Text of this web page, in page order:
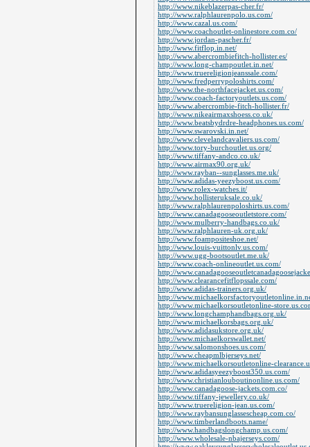
http://www.nikeblazerpas-cher.fr/
http://www.ralphlaurenpolo.us.com/
http://www.cazal.us.com/
http://www.coachoutlet-onlinestore.com.co/
http://www.jordan-pascher.fr/
http://www.fitflop.in.net/
http://www.abercrombiefitch-hollister.es/
http://www.long-champoutlet.in.net/
http://www.truereligionjeanssale.com/
http://www.fredperrypoloshirts.com/
http://www.the-northfacejacket.us.com/
http://www.coach-factoryoutlets.us.com/
http://www.abercrombie-fitch-hollister.fr/
http://www.nikeairmaxshoess.co.uk/
http://www.beatsbydrdre-headphones.us.com/
http://www.swarovski.in.net/
http://www.clevelandcavaliers.us.com/
http://www.tory-burchoutlet.us.org/
http://www.tiffany-andco.co.uk/
http://www.airmax90.org.uk/
http://www.rayban--sunglasses.me.uk/
http://www.adidas-yeezyboost.us.com/
http://www.rolex-watches.it/
http://www.hollisteruksale.co.uk/
http://www.ralphlaurenpoloshirts.us.com/
http://www.canadagooseoutletstore.com/
http://www.mulberry-handbags.co.uk/
http://www.ralphlauren-uk.org.uk/
http://www.foampositeshoe.net/
http://www.louis-vuittonlv.us.com/
http://www.ugg-bootsoutlet.me.uk/
http://www.coach-onlineoutlet.us.com/
http://
http://www.clearancefitflopssale.com/
http://www.adidas-trainers.org.uk/
http://
http://www.michaelkorsoutletonline-
http://www.longchamphandbags.org.uk/
http://www.michaelkorsbags.org.uk/
http://www.adidasukstore.org.uk/
http://www.michaelkorswallet.net/
http://www.salomonshoes.us.com/
http://www.cheapmlbjerseys.net/
http://www.michaelkorsoutletonline-
http://www.adidasyeezyboost350.us.com/
http://www.christianlouboutinonline.us.com/
http://www.canadagoose-jackets.com.co/
http://www.tiffany-jewellery.co.uk/
http://www.truereligion-jean.us.com/
http://www.raybansunglassescheap.com.co/
http://www.timberlandboots.name/
http://www.handbagslongchamp.us.com/
http://www.wholesale-nbajerseys.com/